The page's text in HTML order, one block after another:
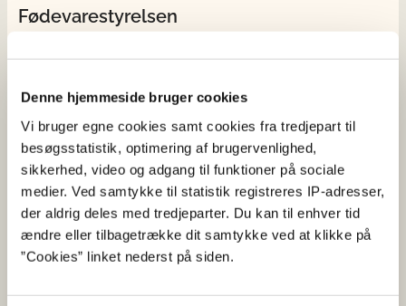
Denne hjemmeside bruger cookies
Vi bruger egne cookies samt cookies fra tredjepart til
besøgsstatistik, optimering af brugervenlighed,
sikkerhed, video og adgang til funktioner på sociale
medier. Ved samtykke til statistik registreres IP-adresser,
der aldrig deles med tredjeparter. Du kan til enhver tid
ændre eller tilbagetrække dit samtykke ved at klikke på
”Cookies” linket nederst på siden.
Fødevarestyrelsen
fødevarekæden fra jord til bord med fokus på
dyresundhed og sikker, sund mad. Vi står bag De
officielle Kostråd og smileykontroller, som du kender
fra cafeer, restauranter og supermarkeder.
Kontakt
Fødevarestyrelsen
2600 Glostrup